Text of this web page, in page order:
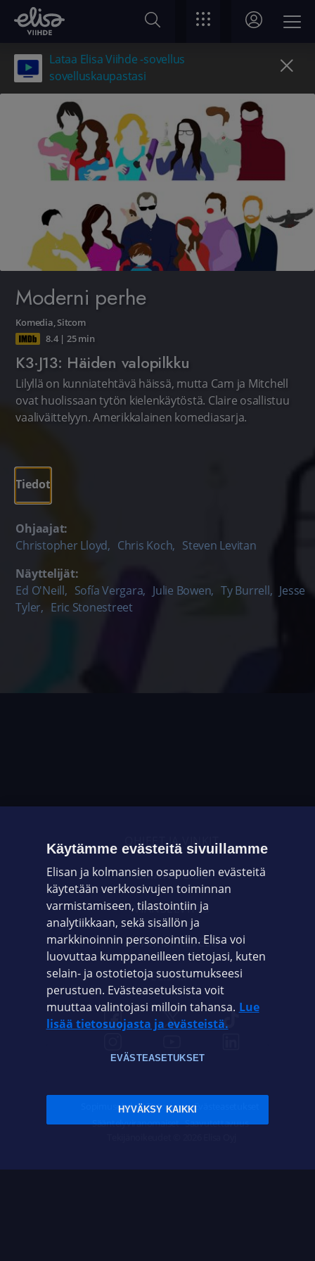
Lataa Elisa Viihde -sovellus
sovelluskaupastasi
Moderni perhe
Komedia,Sitcom
8.4| 25 min
K3·J13: Häiden valopilkku
Lilyllä on kunniatehtävä häissä, mutta Cam ja Mitchell
ovat huolissaan tytön kielenkäytöstä. Claire osallistuu
vaaliväittelyyn. Amerikkalainen komediasarja.
Tiedot
Ohjaajat:
Christopher Lloyd, Chris Koch, Steven Levitan
Näyttelijät:
Ed O'Neill, Sofía Vergara, Julie Bowen, Ty Burrell, Jesse
Tyler, Eric Stonestreet
OHJEET JA VINKIT
OMAYHTEISÖ
VIANSELVITYS
ASIAKASPALVELU
ELISA.FI
Sopimusehdot Tietosuoja Evästeasetukset
Sääntelyviranomaiset Saavutettavuus
Käytämme evästeitä sivuillamme
Elisan ja kolmansien osapuolien evästeitä
käytetään verkkosivujen toiminnan
varmistamiseen, tilastointiin ja
analytiikkaan, sekä sisällön ja
markkinoinnin personointiin. Elisa voi
luovuttaa kumppaneilleen tietojasi, kuten
selain- ja ostotietoja suostumukseesi
perustuen. Evästeasetuksista voit
muuttaa valintojasi milloin tahansa. Lue
lisää tietosuojasta ja evästeistä.
EVÄSTEASETUKSET
HYVÄKSY KAIKKI